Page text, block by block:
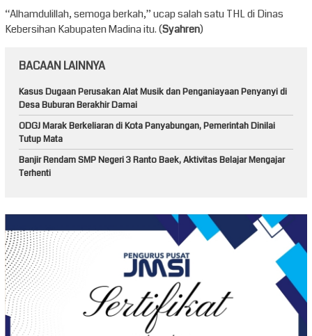
“Alhamdulillah, semoga berkah,” ucap salah satu THL di Dinas
Kebersihan Kabupaten Madina itu. (Syahren)
BACAAN LAINNYA
Kasus Dugaan Perusakan Alat Musik dan Penganiayaan Penyanyi di
Desa Buburan Berakhir Damai
ODGJ Marak Berkeliaran di Kota Panyabungan, Pemerintah Dinilai
Tutup Mata
Banjir Rendam SMP Negeri 3 Ranto Baek, Aktivitas Belajar Mengajar
Terhenti